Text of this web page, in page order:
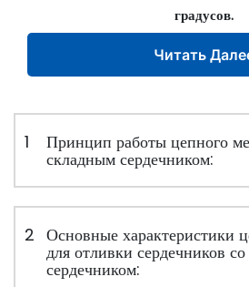
градусов.
Читать
1 Принцип работы цепного
складным сердечником:
2 Основные характеристики
для отливки сердечников
сердечником: